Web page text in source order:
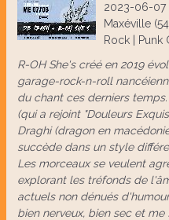
2023-06-07
Maxéville
Rock | Punk
R-OH She's créé en 2019
garage-rock-n-roll
du chant ces derniers
(qui a rejoint "Douleurs
Draghi (dragon en
succède dans un style
Les morceaux se veulent
explorant les tréfonds de
actuels non dénués
bien nerveux, bien sec et